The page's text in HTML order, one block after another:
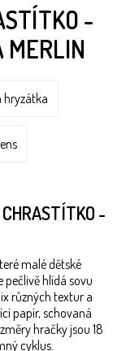
-
MERLIN
hryzátka
-
malé dětské
hlídá sovu
různých textur a
papír, schovaná
hračky jsou 18
cyklus.